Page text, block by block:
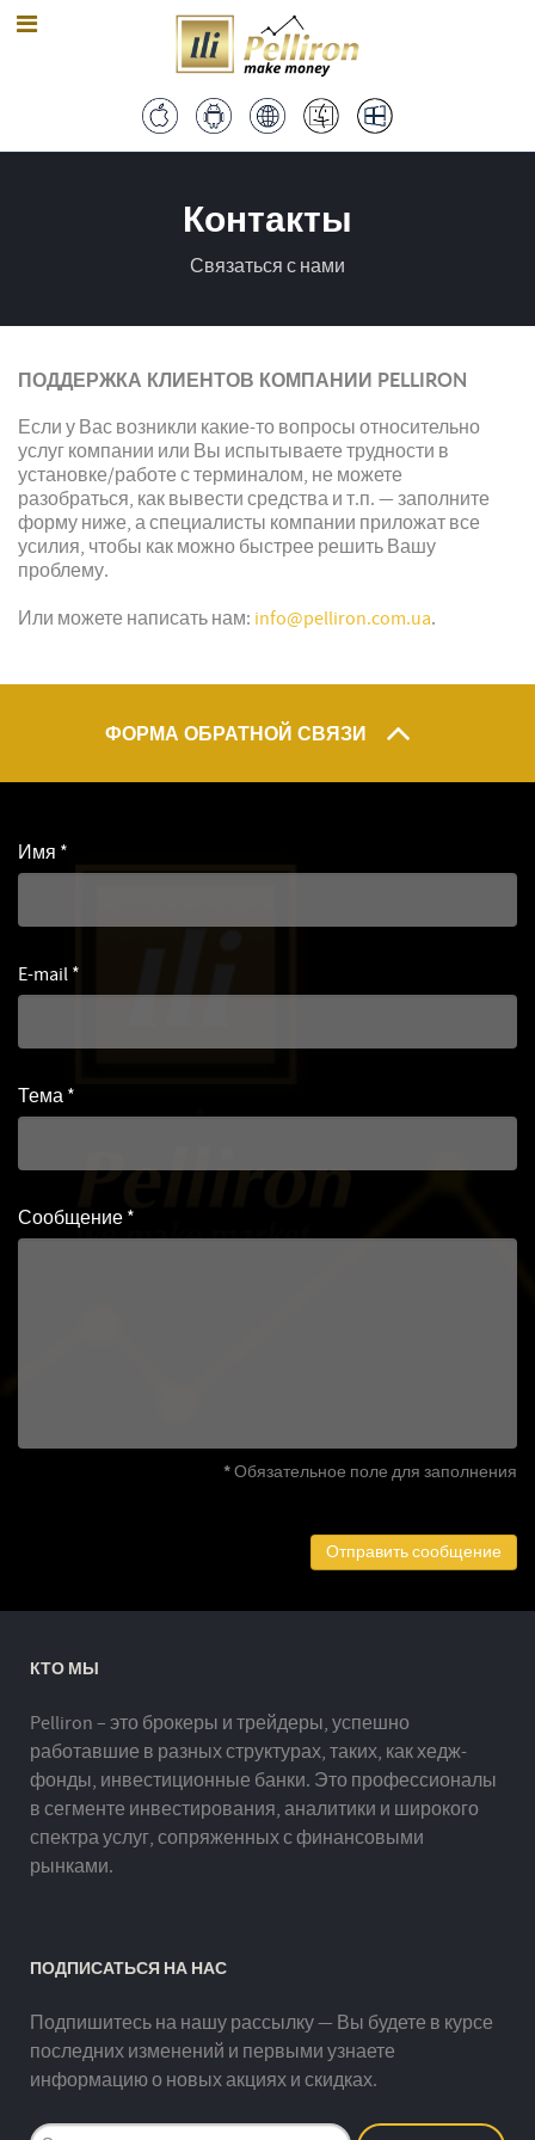
Контакты
Связаться с нами
ПОДДЕРЖКА КЛИЕНТОВ КОМПАНИИ PELLIRON
Если у Вас возникли какие-то вопросы относительно
услуг компании или Вы испытываете трудности в
установке/работе с терминалом, не можете
разобраться, как вывести средства и т.п. — заполните
форму ниже, а специалисты компании приложат все
усилия, чтобы как можно быстрее решить Вашу
проблему.
Или можете написать нам: info@pelliron.com.ua.
ФОРМА ОБРАТНОЙ СВЯЗИ
*Обязательное поле для заполнения
Имя *
E-mail *
Тема *
Сообщение *
Отправить сообщение
КТО МЫ
Pelliron – это брокеры и трейдеры, успешно
работавшие в разных структурах, таких, как хедж-
фонды, инвестиционные банки. Это профессионалы
в сегменте инвестирования, аналитики и широкого
спектра услуг, сопряженных с финансовыми
рынками.
ПОДПИСАТЬСЯ НА НАС
Подпишитесь на нашу рассылку — Вы будете в курсе
последних изменений и первыми узнаете
информацию о новых акциях и скидках.